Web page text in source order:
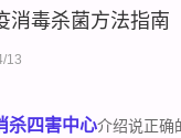
消毒杀菌方法指南
13
杀四害中心介绍说正确